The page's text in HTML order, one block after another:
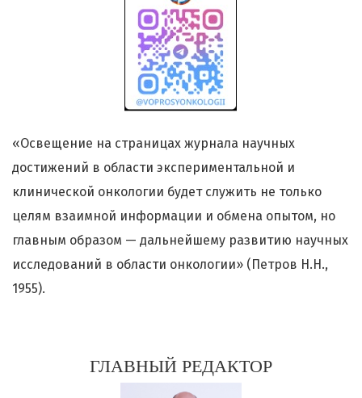
«Освещение на страницах журнала научных
достижений в области экспериментальной и
клинической онкологии будет служить не только
целям взаимной информации и обмена опытом, но
главным образом — дальнейшему развитию научных
исследований в области онкологии» (Петров Н.Н.,
1955).
ГЛАВНЫЙ РЕДАКТОР